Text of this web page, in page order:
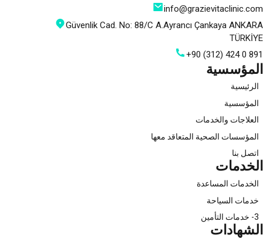
info@grazievitaclinic.com
Güvenlik Cad. No: 88/C A.Ayrancı Çankaya ANKARA
TÜRKİYE
+90 (312) 424 0 891
المؤسسية
الرئيسية
المؤسسية
العلاجات والخدمات
المؤسسات الصحية المتعاقد معها
اتصل بنا
الخدمات
الخدمات المساعدة
خدمات السياحة
3- خدمات التأمين
الشهادات